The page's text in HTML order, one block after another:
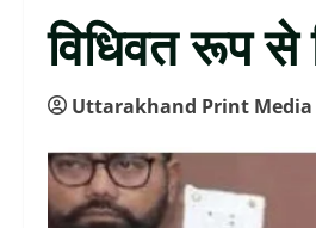
विधिवत रूप से
Uttarakhand Print Media